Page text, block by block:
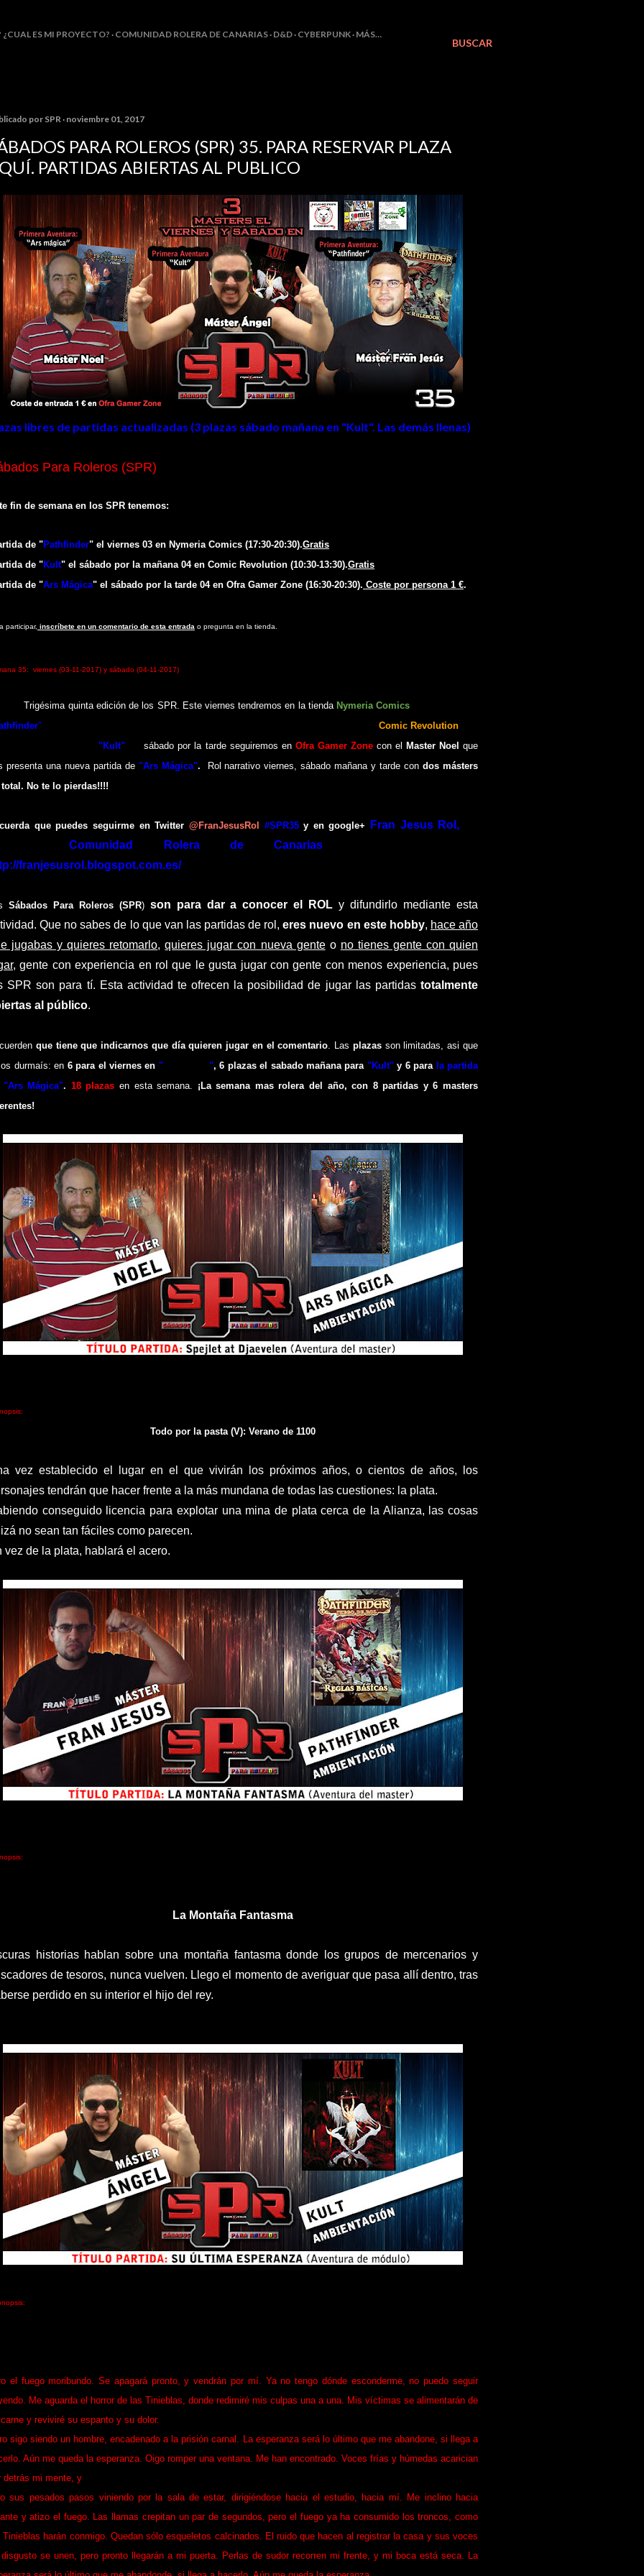
BUSCAR
¿CUAL ES MI PROYECTO? COMUNIDAD ROLERA DE CANARIAS D&D CYBERPUNK MÁS…
por SPR noviembre 01, 2017
PARA ROLEROS (SPR) 35. PARA RESERVAR PLAZA
PARTIDAS ABIERTAS AL PUBLICO
libres de partidas actualizadas (3 plazas sábado mañana en "Kult". Las demás llenas)
Para Roleros (SPR)
fin de semana en los SPR tenemos:
de "Pathfinder" e l viernes 03 en Nymeria Comics (17:30-20:30).Gratis
de "Kult" e sábado por la mañana 04 en Comic Revolution (10:30-13:30).Gratis
de "Ars Mágica" e sábado por la tarde 04 en Ofra Gamer Zone (16:30-20:30). Coste por persona 1 €.
participar, inscríbete en un comentario de esta entrada o pregunta en la tienda.
35: viernes (03-11-2017) y sábado (04-11-2017)
gésima quinta edición de los SPR. Este viernes tendremos en la tienda Nymeria Comics
" Comic Revolution
a"Kult" . Elsábado por la tarde seguiremos en Ofra Gamer Zonecon el MasterNoel que
presentauna nueva partida de "Ars Mágica". Rol narrativo viernes,sábado mañana y tardecondos másters
. No te lo pierdas!!!!
que puedes seguirme en Twitter @FranJesusRol #SPR35y en google+ Fran Jesus Rol,
Comunidad Rolera de Canarias
franjesusrol.blogspot.com.es/
Sábados Para Roleros (SPR) son para dar a conocer el ROL y difundirlo mediante esta
Que no sabes de lo que van las partidas de rol,eres nuevo en este hobby, hace año
jugabas y quieres retomarlo,quieres jugar con nueva genteo no tienes gente con quien
, gente con experiencia en rol que le gusta jugar con gente con menos experiencia, pues
SPR son para tí. Esta actividad te ofrecen la posibilidad de jugar las partidas totalmente
al público.
que tiene queindicarnos que día quieren jugar en el comentario Las plazasson limitadas, asi que
durmaís: en 6 para el viernes en "Pathfinder ",6 plazasel sabadomañana para "Kult"y 6 para la partida
"Ars Mágica". 18plazas en esta semana. ¡La semana mas rolera del año, con 8 partidas y 6 masters
Todo por la pasta (V): Verano de 1100
vez establecido el lugar en el que vivirán los próximos años, o cientos de años, los
tendrán que hacer frente a la más mundana de todas las cuestiones: la plata.
conseguido licencia para explotar una mina de plata cerca de la Alianza, las cosas
no sean tan fáciles como parecen.
vez de la plata, hablará el acero.
La Montaña Fantasma
historias hablan sobre una montaña fantasma donde los grupos de mercenarios y
de tesoros, nunca vuelven. Llego el momento de averiguar que pasa allí dentro, tras
perdido en su interior el hijo del rey.
el fuego moribundo. Se apagará pronto, y vendrán por mí. Ya no tengo dónde esconderme, no puedo seguir
Me aguarda el horror de las Tinieblas, donde redimiré mis culpas una a una. Mis víctimas se alimentarán de
y reviviré su espanto y su dolor.
sigo siendo un hombre, encadenado a la prisión carnal. La esperanza será lo último que me abandone, si llega a
Aún me queda la esperanza. Oigo romper una ventana. Me han encontrado. Voces frías y húmedas acarician
detrás mi mente, y
sus pesados pasos viniendo por la sala de estar, dirigiéndose hacia el estudio, hacia mí. Me inclino hacia
y atizo el fuego. Las llamas crepitan un par de segundos, pero el fuego ya ha consumido los troncos, como
Tinieblas harán conmigo. Quedan sólo esqueletos calcinados. El ruido que hacen al registrar la casa y sus voces
se unen, pero pronto llegarán a mi puerta. Perlas de sudor recorren mi frente, y mi boca está seca. La